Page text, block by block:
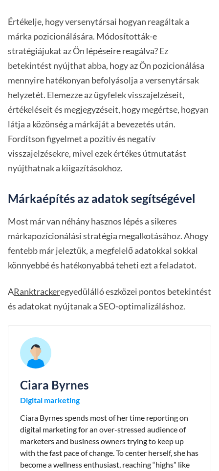
Értékelje, hogy versenytársai hogyan reagáltak a
márka pozicionálására. Módosították-e
stratégiájukat az Ön lépéseire reagálva? Ez
betekintést nyújthat abba, hogy az Ön pozicionálása
mennyire hatékonyan befolyásolja a versenytársak
helyzetét. Elemezze az ügyfelek visszajelzéseit,
értékeléseit és megjegyzéseit, hogy megértse, hogyan
látja a közönség a márkáját a bevezetés után.
Fordítson figyelmet a pozitív és negatív
visszajelzésekre, mivel ezek értékes útmutatást
nyújthatnak a kiigazításokhoz.
Márkaépítés az adatok segítségével
Most már van néhány hasznos lépés a sikeres
márkapozícionálási stratégia megalkotásához. Ahogy
fentebb már jeleztük, a megfelelő adatokkal sokkal
könnyebbé és hatékonyabbá teheti ezt a feladatot.
ARanktrackeregyedülálló eszközei pontos betekintést
és adatokat nyújtanak a SEO-optimalizáláshoz.
Ciara Byrnes
Digital marketing
Ciara Byrnes spends most of her time reporting on
digital marketing for an over-stressed audience of
marketers and business owners trying to keep up
with the fast pace of change. To center herself, she has
become a wellness enthusiast, reaching “highs” like